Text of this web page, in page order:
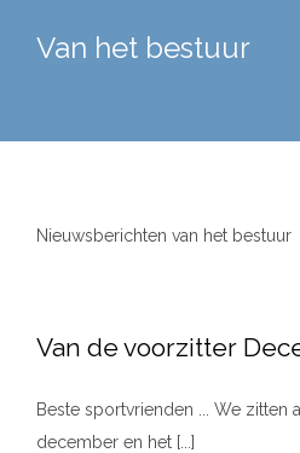
Van het bestuur
Nieuwsberichten van het bestuur
Van de voorzitter
Beste sportvrienden ... We zitten
december en het [...]